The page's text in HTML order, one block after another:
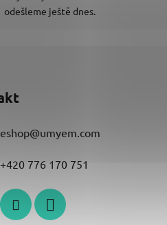
odešleme ještě dnes.
eshop@umyem.com
+420 776 170 751